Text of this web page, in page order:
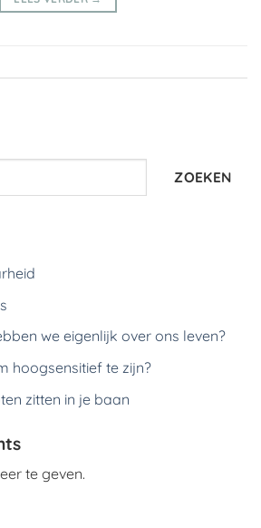
ZOEKEN
we eigenlijk over ons leven?
hoogsensitief te zijn?
zitten in je baan
te geven.